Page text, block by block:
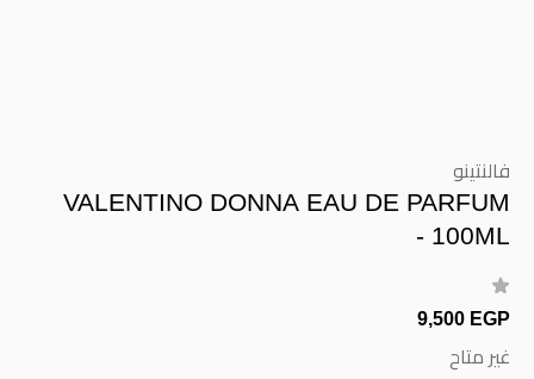
فالنتينو
VALENTINO DONNA EAU DE PARFUM
- 100ML
9,500 EGP
غير متاح